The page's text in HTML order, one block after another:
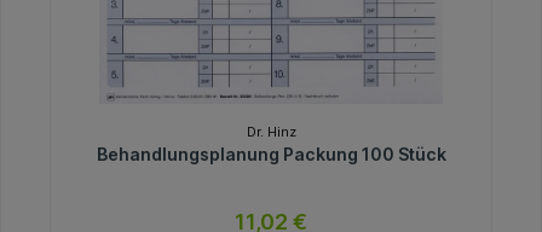
Dr. Hinz
Behandlungsplanung Packung 100 Stück
11,02 €